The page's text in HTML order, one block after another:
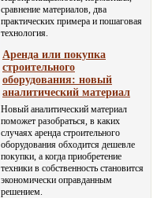
сравнение материалов, два
практических примера и пошаговая
технология.
Аренда или покупка
строительного
оборудования: новый
аналитический материал
Новый аналитический материал
поможет разобраться, в каких
случаях аренда строительного
оборудования обходится дешевле
покупки, а когда приобретение
техники в собственность становится
экономически оправданным
решением.